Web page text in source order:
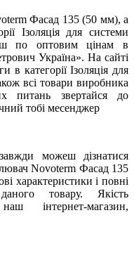
Фасад 135 (50 мм), а
Ізоляція для системи
по оптовим цінам в
Україна». На сайті
категорії Ізоляція для
всі товари виробника
питань звертайся до
тобі месенджер
можеш дізнатися
Novoterm Фасад 135
характеристики і повні
товару. Якість
інтернет-магазин,